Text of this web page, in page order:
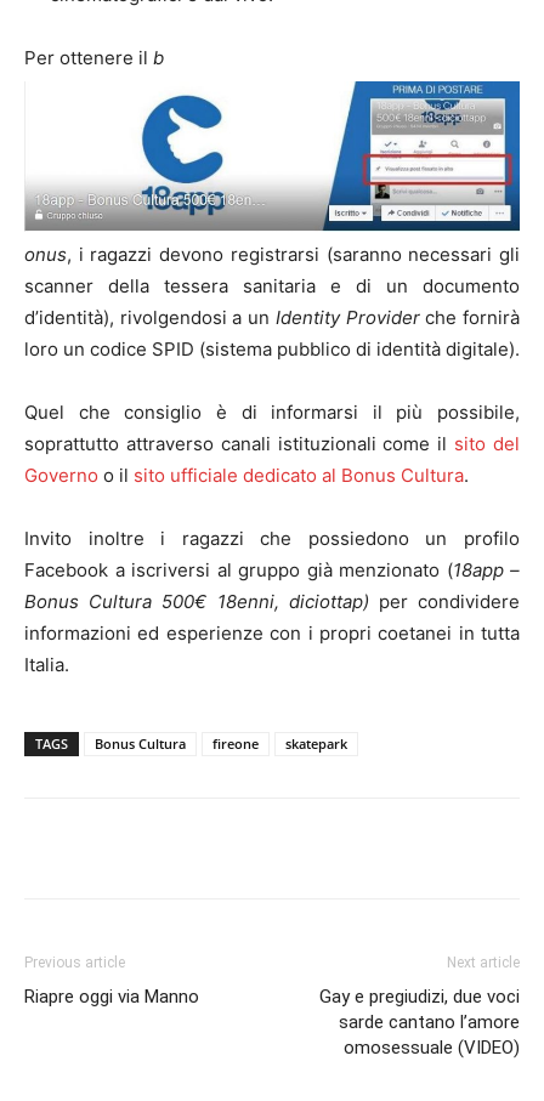
Per ottenere il b
onus, i ragazzi devono registrarsi (saranno necessari gli
scanner della tessera sanitaria e di un documento
d’identità), rivolgendosi a un Identity Providerche fornirà
loro un codice SPID (sistema pubblico di identità digitale).
Quel che consiglio è di informarsi il più possibile,
soprattutto attraverso canali istituzionali come il sito del
Governo o il sito ufficiale dedicato al Bonus Cultura.
Invito inoltre i ragazzi che possiedono un profilo
Facebook a iscriversi al gruppo già menzionato (18app –
Bonus Cultura 500€ 18enni, diciottap) per condividere
informazioni ed esperienze con i propri coetanei in tutta
Italia.
TAGS Bonus Cultura fireone skatepark
Previous article
Riapre oggi via Manno
Next article
Gay e pregiudizi, due voci
sarde cantano l’amore
omosessuale (VIDEO)